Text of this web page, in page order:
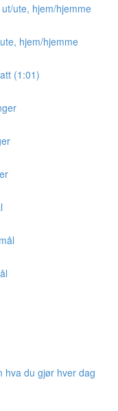
ute, hjem/hjemme
hjem/hjemme
(1:01)
hva du gjør hver dag